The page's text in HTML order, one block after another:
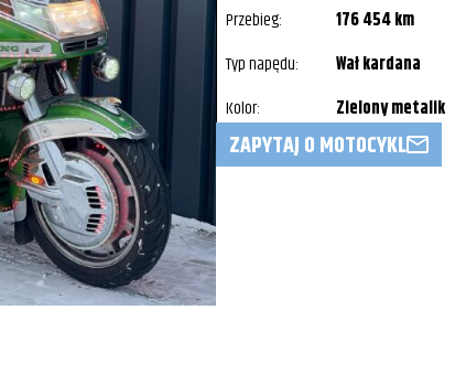
Przebieg:
176 454 km
Typ napędu:
Wał kardana
Kolor:
Zielony metalik
ZAPYTAJ O MOTOCYKL